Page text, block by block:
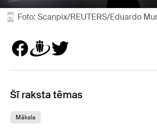
Foto: Scanpix/REUTERS/Eduardo
Šī raksta tēmas
Māksla